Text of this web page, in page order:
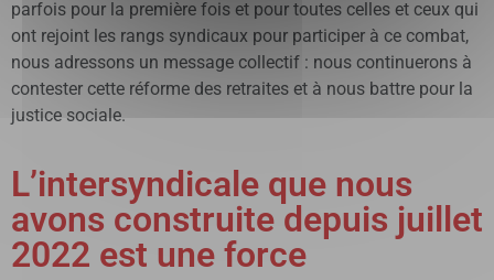
parfois pour la première fois et pour toutes celles et ceux qui
ont rejoint les rangs syndicaux pour participer à ce combat,
nous adressons un message collectif : nous continuerons à
contester cette réforme des retraites et à nous battre pour la
justice sociale.
L’intersyndicale que nous
avons construite depuis juillet
2022 est une force